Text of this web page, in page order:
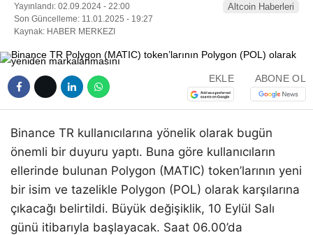
Yayınlandı: 02.09.2024 - 22:00
Son Güncelleme: 11.01.2025 - 19:27
Kaynak: HABER MERKEZI
Altcoin Haberleri
EKLE ABONE OL
Binance TR kullanıcılarına yönelik olarak bugün
önemli bir duyuru yaptı. Buna göre kullanıcıların
ellerinde bulunan Polygon (MATIC) token’larının yeni
bir isim ve tazelikle Polygon (POL) olarak karşılarına
çıkacağı belirtildi. Büyük değişiklik, 10 Eylül Salı
günü itibarıyla başlayacak. Saat 06.00’da